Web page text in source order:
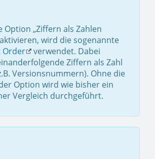
Option „Ziffern als Zahlen
wird die sogenannte
Order
verwendet. Dabei
Ziffern als Zahl
Versionsnummern). Ohne die
Option wird wie bisher ein
Vergleich durchgeführt.